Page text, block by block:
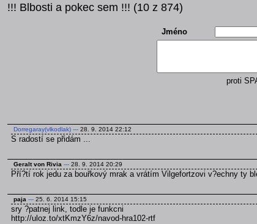
!!! Blbosti a pokec sem !!! (10 z 874)
Jméno
proti
Dorregaray(vlkodlak) --- 28. 9. 2014 22:12
S radostí se přidám ...
Geralt von Rivia --- 28. 9. 2014 20:29
Pří?tí rok jedu za bouřkový mrak a vrátím Vilgefortzovi v?echny ty
paja --- 25. 6. 2014 15:15
sry ?patnej link, todle je funkcni
http://uloz.to/xtKmzY6z/navod-hra102-rtf